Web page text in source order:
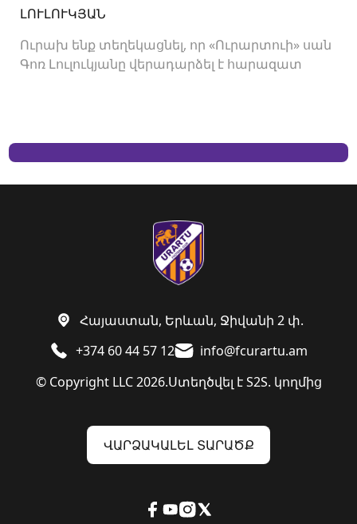
ԼՈՒԼՈՒԿՅԱՆ
Ուրախ ենք տեղեկացնել, որ «Ուրարտուի» սան
Գոռ Լուլուկյանը վերադարձել է հարազատ
© Copyright LLC 2026.Ստեղծվել էS2S. կողմից
+374 60 44 57 12 info@fcurartu.am
Հայաստան, Երևան, Ջիվանի 2 փ.
ՎԱՐՁԱԿԱԼԵԼ ՏԱՐԱԾՔ